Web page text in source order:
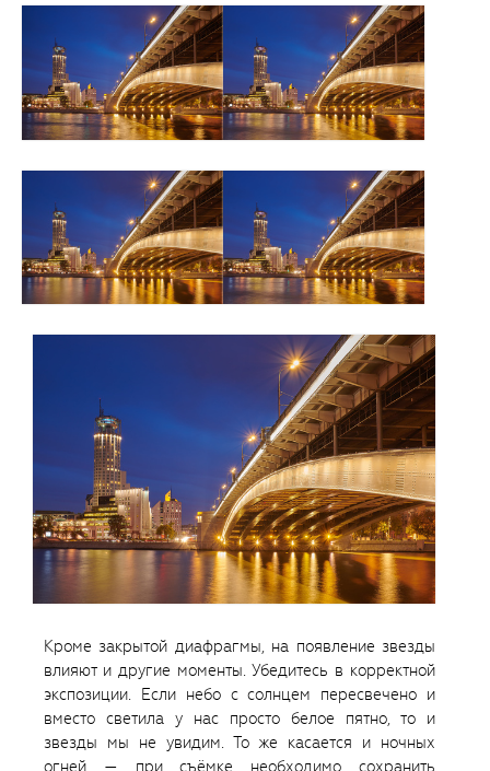
Кроме закрытой диафрагмы, на появление звезды
влияют и другие моменты. Убедитесь в корректной
экспозиции. Если небо с солнцем пересвечено и
вместо светила у нас просто белое пятно, то и
звезды мы не увидим. То же касается и ночных
огней — при съёмке необходимо сохранить